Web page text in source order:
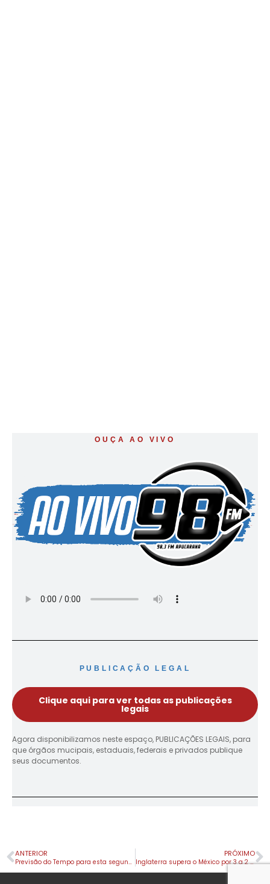
OUÇA AO VIVO
PUBLICAÇÃO LEGAL
Clique aqui para ver todas as publicações
legais
Agora disponibilizamos neste espaço, PUBLICAÇÕES LEGAIS, para
que órgãos mucipais, estaduais, federais e privados publique
seus documentos.
ANTERIOR
Previsão do Tempo para esta segunda-feira (06) em Apucarana e Região
PRÓXIMO
Inglaterra supera o México por 3 a 2 em jogo movimentado e avança às quartas de final da Copa do Mundo